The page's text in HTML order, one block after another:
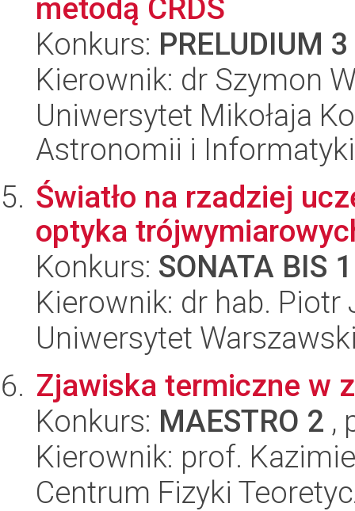
metodą CRDS
Konkurs: PRELUDIUM 3
Kierownik: dr Szymon
Uniwersytet Mikołaja
Astronomii i
Światło na rzadziej
optyka
Konkurs: SONATA BIS 1
Kierownik: dr hab. Piotr
Uniwersytet
Zjawiska termiczne w
Konkurs: MAESTRO 2 ,
Kierownik: prof.
Centrum Fizyki